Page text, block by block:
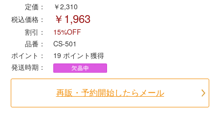
Bトレインショーティー
タカラトミー（プラレール）
ポポンデッタ
MODEMO(モデモ)
定価：
￥2,310
税込価格：
￥1,963
割引：
15%OFF
品番：
CS-501
ポイント：
19 ポイント獲得
発送時期：
再販・予約開始したらメール